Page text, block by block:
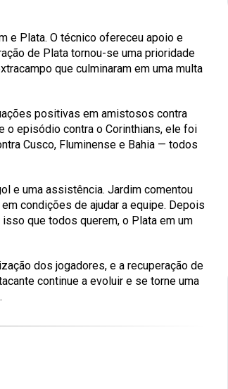
e Plata. O técnico ofereceu apoio e
de Plata tornou-se uma prioridade
que culminaram em uma multa
positivas em amistosos contra
o episódio contra o Corinthians, ele foi
Cusco, Fluminense e Bahia — todos
e uma assistência. Jardim comentou
condições de ajudar a equipe. Depois
que todos querem, o Plata em um
dos jogadores, e a recuperação de
continue a evoluir e se torne uma